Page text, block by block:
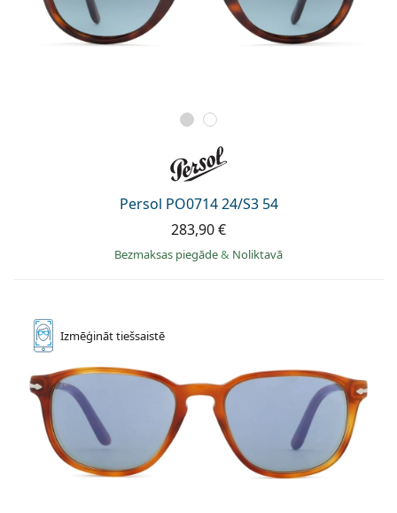
Persol PO0714 24/S3 54
283,90 €
Bezmaksas piegāde& Noliktavā
Izmēģināttiešsaistē